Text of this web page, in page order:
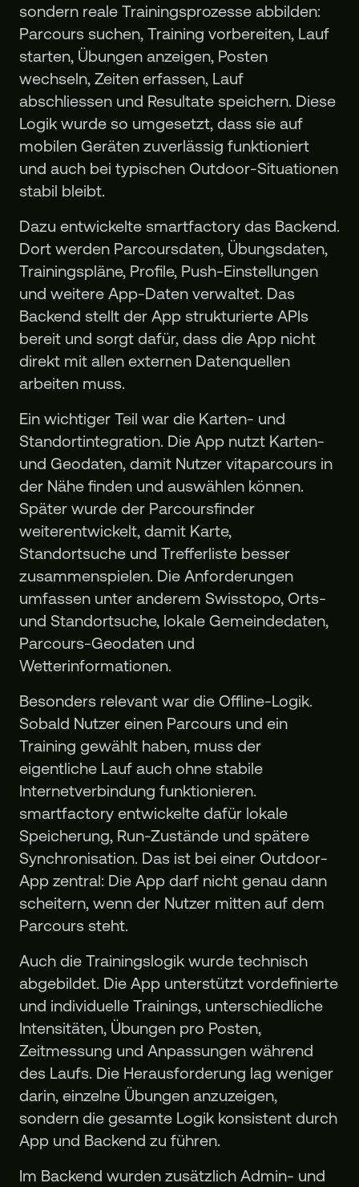
sondern reale Trainingsprozesse abbilden:
Parcours suchen, Training vorbereiten, Lauf
starten, Übungen anzeigen, Posten
wechseln, Zeiten erfassen, Lauf
abschliessen und Resultate speichern. Diese
Logik wurde so umgesetzt, dass sie auf
mobilen Geräten zuverlässig funktioniert
und auch bei typischen Outdoor-Situationen
stabil bleibt.
Dazu entwickelte smartfactory das Backend.
Dort werden Parcoursdaten, Übungsdaten,
Trainingspläne, Profile, Push-Einstellungen
und weitere App-Daten verwaltet. Das
Backend stellt der App strukturierte APIs
bereit und sorgt dafür, dass die App nicht
direkt mit allen externen Datenquellen
arbeiten muss.
Ein wichtiger Teil war die Karten- und
Standortintegration. Die App nutzt Karten-
und Geodaten, damit Nutzer vitaparcours in
der Nähe finden und auswählen können.
Später wurde der Parcoursfinder
weiterentwickelt, damit Karte,
Standortsuche und Trefferliste besser
zusammenspielen. Die Anforderungen
umfassen unter anderem Swisstopo, Orts-
und Standortsuche, lokale Gemeindedaten,
Parcours-Geodaten und
Wetterinformationen.
Besonders relevant war die Offline-Logik.
Sobald Nutzer einen Parcours und ein
Training gewählt haben, muss der
eigentliche Lauf auch ohne stabile
Internetverbindung funktionieren.
smartfactory entwickelte dafür lokale
Speicherung, Run-Zustände und spätere
Synchronisation. Das ist bei einer Outdoor-
App zentral: Die App darf nicht genau dann
scheitern, wenn der Nutzer mitten auf dem
Parcours steht.
Auch die Trainingslogik wurde technisch
abgebildet. Die App unterstützt vordefinierte
und individuelle Trainings, unterschiedliche
Intensitäten, Übungen pro Posten,
Zeitmessung und Anpassungen während
des Laufs. Die Herausforderung lag weniger
darin, einzelne Übungen anzuzeigen,
sondern die gesamte Logik konsistent durch
App und Backend zu führen.
Im Backend wurden zusätzlich Admin- und